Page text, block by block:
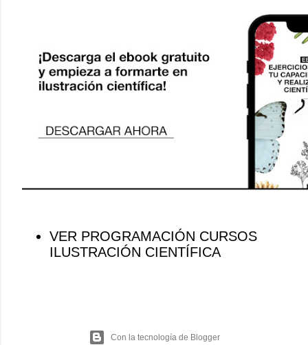
VER PROGRAMACIÓN CURSOS
ILUSTRACIÓN CIENTÍFICA
Con la tecnología de Blogger